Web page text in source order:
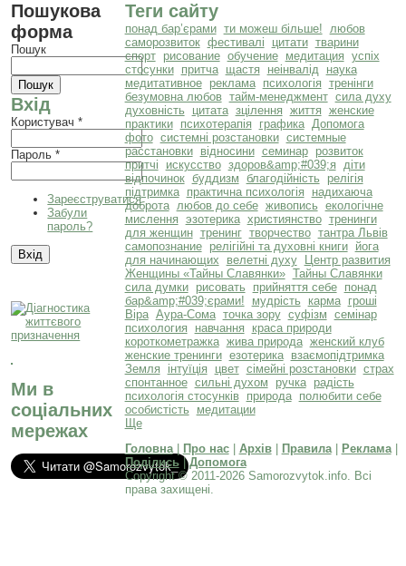
Пошукова
форма
Пошук
Вхід
Користувач*
Пароль*
Зареєструватися
Забули
пароль?
Ми в
соціальних
мережах
Теги сайту
понад бар’єрами ти можеш більше! любов
саморозвиток фестивалі цитати тварини
спорт
рисование обучение медитация успіх
стосунки
притча щастя неінвалід
наука
медитативное
реклама психологія тренінги
безумовна любов тайм-менеджмент сила духу
духовність
цитата зцілення життя женские
практики
психотерапія графика Допомога
фото системні розстановки системные
расстановки
відносини семинар
розвиток
притчі
искусство здоров&amp;#039;я діти
відпочинок буддизм благодійність
релігія
підтримка
практична психологія
надихаюча
доброта любов до себе живопись екологічне
мислення эзотерика християнство тренинги
для женщин тренинг творчество тантра Львів
самопознание
релігійні та духовні книги
йога
для начинающих
велетні духу
Центр развития
Женщины «Тайны Славянки» Тайны Славянки
сила думки
рисовать прийняття себе
понад
бар&amp;#039;єрами!
мудрість карма
гроші
Віра Аура-Сома точка зору суфізм семінар
психология
навчання
краса природи
короткометражка жива природа женский клуб
женские тренинги езотерика
взаємопідтримка
Земля
інтуїція цвет сімейні розстановки страх
спонтанное сильні духом ручка
радість
психологія стосунків
природа
полюбити себе
особистість
медитации
Ще
Головна| Про нас| Архів| Правила| Реклама|
Поділись|Допомога
Copyright © 2011-2026 Samorozvytok.info. Всі
права захищені.